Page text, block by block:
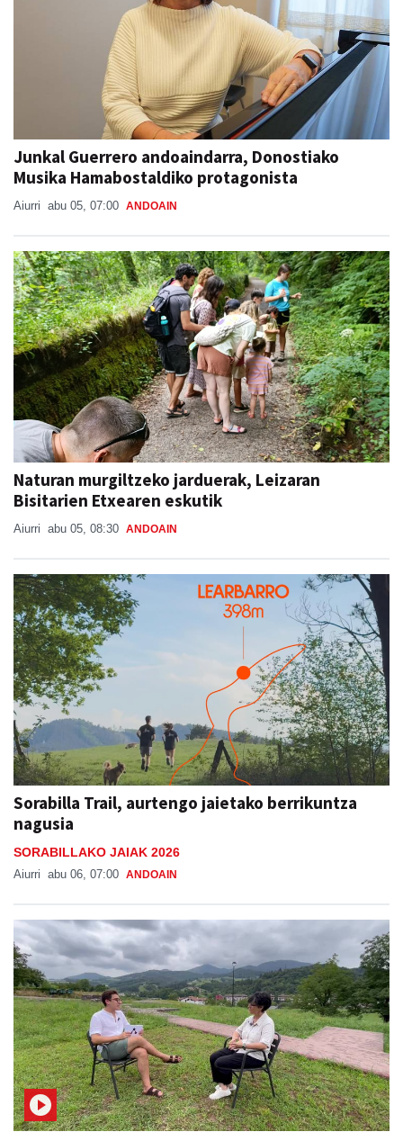
Junkal Guerrero andoaindarra, Donostiako
Musika Hamabostaldiko protagonista
Aiurri abu 05, 07:00 ANDOAIN
Naturan murgiltzeko jarduerak, Leizaran
Bisitarien Etxearen eskutik
Aiurri abu 05, 08:30 ANDOAIN
Sorabilla Trail, aurtengo jaietako berrikuntza
nagusia
SORABILLAKO JAIAK 2026
Aiurri abu 06, 07:00 ANDOAIN